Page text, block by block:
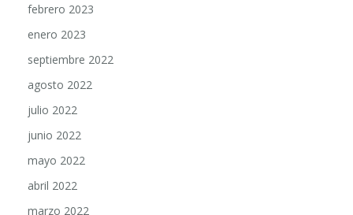
enero 2023
septiembre 2022
agosto 2022
julio 2022
junio 2022
mayo 2022
abril 2022
marzo 2022